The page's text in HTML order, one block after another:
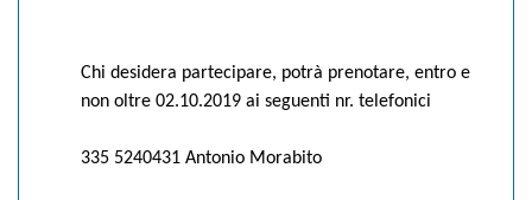
Chi desidera partecipare, potrà prenotare, entro e
non oltre 02.10.2019 ai seguenti nr. telefonici
335 5240431 Antonio Morabito